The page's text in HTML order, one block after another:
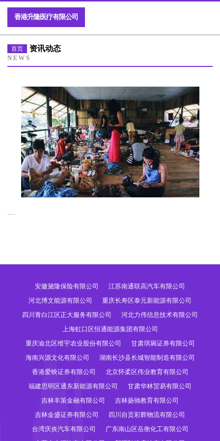
香港升隆医疗有限公司
首页 资讯动态
NEWS
....
安徽黛隆保险有限公司
江苏南通联高汽车有限公司
河北博文能源有限公司
重庆长寿区泰元新能源有限公司
四川青白江区正大服务有限公司
河北力伟信息技术有限公司
上海虹口区恒通能源集团有限公司
重庆渝北区维宇农业股份有限公司
甘肃琪琬证券有限公司
海南兴源文化有限公司
湖南长沙县长城智能制造有限公司
香港爱映证券有限公司
北京怀柔区伟业教育有限公司
福建思明区通东新能源有限公司
甘肃华林贸易有限公司
吉林丰策金融有限公司
吉林扬驰教育有限公司
吉林金盛证券有限公司
四川自贡彩辉物流有限公司
台湾庆炎汽车有限公司
广东南山区岳衡化工有限公司